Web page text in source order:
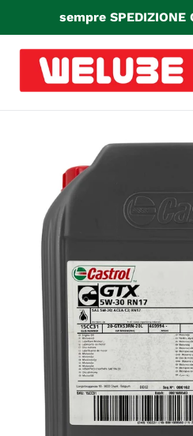
direttamente
contenuti
sempre SPEDIZIONE